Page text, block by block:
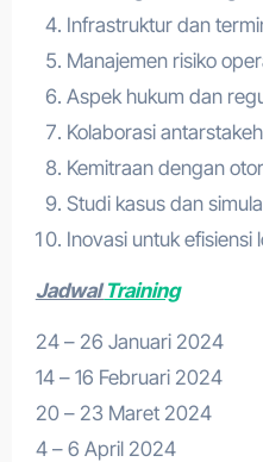
Infrastruktur dan
Manajemen risiko
Aspek hukum dan
Kolaborasi
Kemitraan dengan
Studi kasus dan
Inovasi untuk efisiensi
JadwalTraining
24 – 26 Januari 2024
14 – 16 Februari 2024
20 – 23 Maret 2024
4 – 6 April 2024